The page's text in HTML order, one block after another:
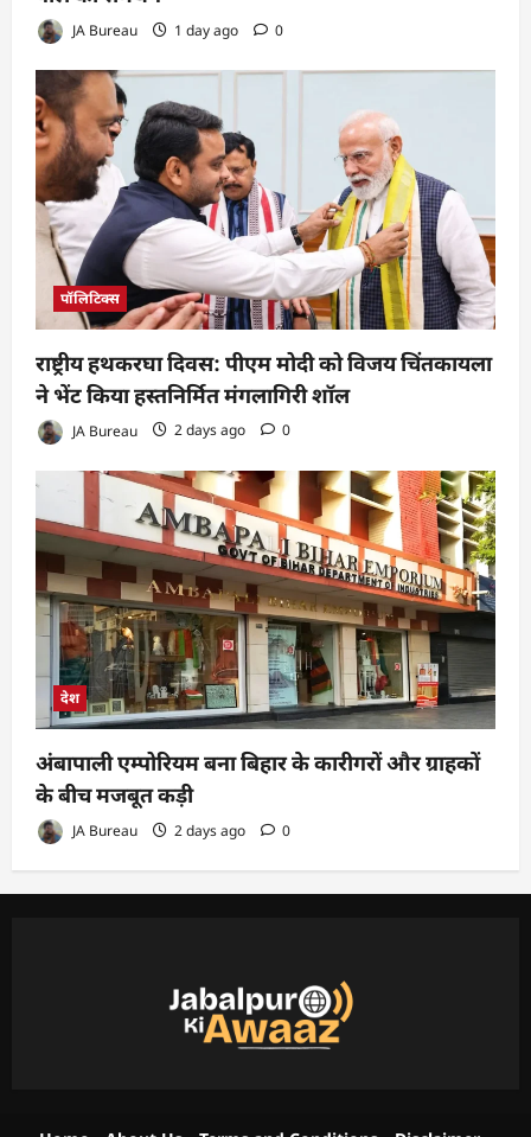
JA Bureau 1 day ago 0
पॉलिटिक्स
राष्ट्रीय हथकरघा दिवस: पीएम मोदी को विजय चिंतकायला
ने भेंट किया हस्तनिर्मित मंगलागिरी शॉल
JA Bureau 2 days ago 0
देश
अंबापाली एम्पोरियम बना बिहार के कारीगरों और ग्राहकों
के बीच मजबूत कड़ी
JA Bureau 2 days ago 0